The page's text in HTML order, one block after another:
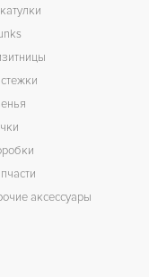
аксессуары